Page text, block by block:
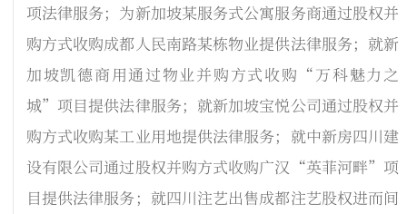
项法律服务；为新加坡某服务式公寓服务商通过股权并
购方式收购成都人民南路某栋物业提供法律服务；就新
加坡凯德商用通过物业并购方式收购“万科魅力之
城”项目提供法律服务；就新加坡宝悦公司通过股权并
购方式收购某工业用地提供法律服务；就中新房四川建
设有限公司通过股权并购方式收购广汉“英菲河畔”项
目提供法律服务；就四川注艺出售成都注艺股权进而间